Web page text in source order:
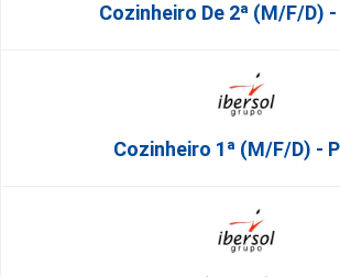
Cozinheiro De 2ª (M/F/D)
Cozinheiro 1ª (M/F/D) -